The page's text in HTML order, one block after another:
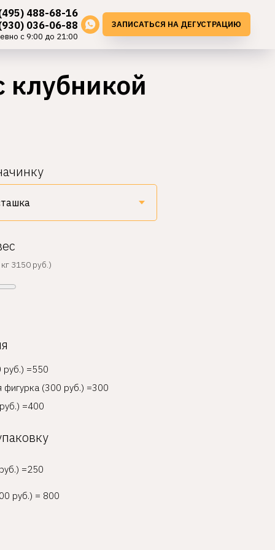
488-68-16
036-06-88
с 9:00 до 21:00
ЗАПИСАТЬСЯ НА ДЕГУСТРАЦИЮ
клубникой
3150 руб.)
руб.) =550
(300 руб.) =300
=400
=250
руб.) = 800